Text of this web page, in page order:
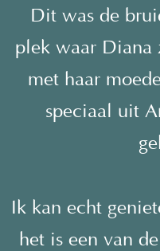
Dit was de
plek waar Diana
met haar
speciaal uit
Ik kan echt
het is een van